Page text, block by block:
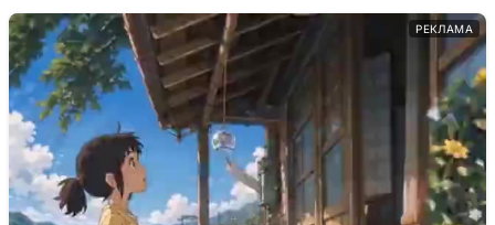
РЕКЛАМА